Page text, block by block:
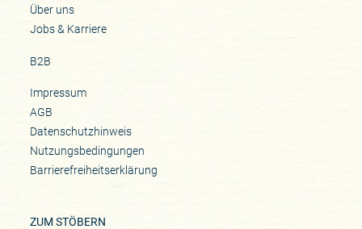
Über uns
Jobs & Karriere
B2B
Impressum
AGB
Datenschutzhinweis
Nutzungsbedingungen
Barrierefreiheitserklärung
ZUM STÖBERN